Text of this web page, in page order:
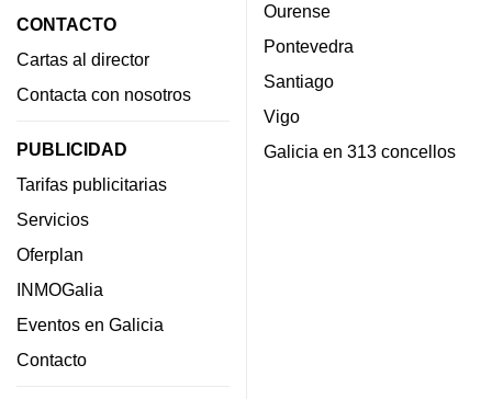
CONTACTO
Cartas al director
Contacta con nosotros
PUBLICIDAD
Tarifas publicitarias
Servicios
Oferplan
INMOGalia
Eventos en Galicia
Contacto
Ourense
Pontevedra
Santiago
Vigo
Galicia en 313 concellos